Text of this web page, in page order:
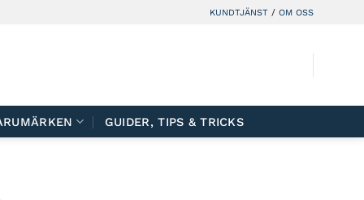
KUNDTJÄNST / OM OSS
GUIDER, TIPS & TRICKS